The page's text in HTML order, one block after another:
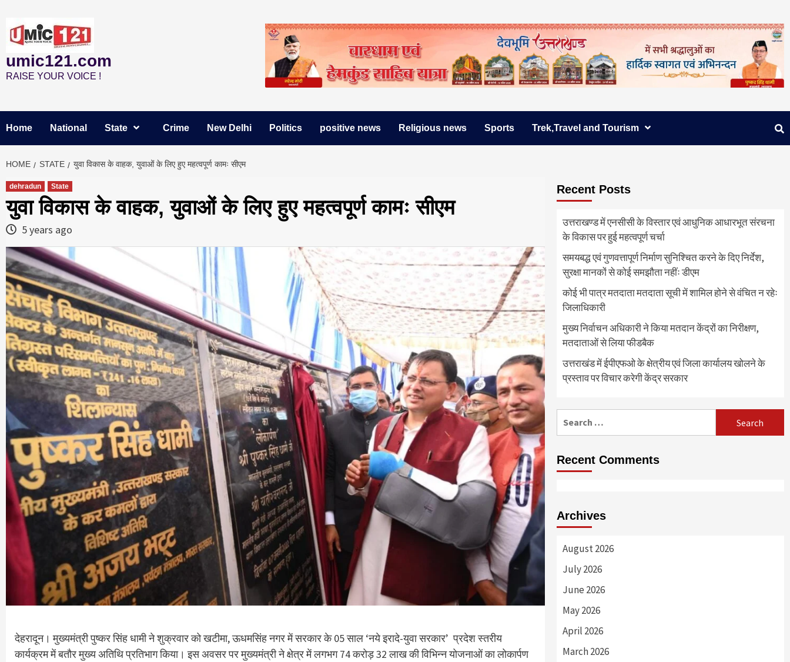
content
umic121.com
RAISE YOUR VOICE !
Home National State Crime New Delhi Politics positive news Religious news Sports Trek,Travel and Tourism
HOME STATE युवा विकास के वाहक, युवाओं के लिए हुए महत्वपूर्ण कामः सीएम
dehradun State
युवा विकास के वाहक, युवाओं के लिए हुए महत्वपूर्ण कामः सीएम
5 years ago
देहरादून। मुख्यमंत्री पुष्कर सिंह धामी ने शुक्रवार को खटीमा, ऊधमसिंह नगर में सरकार के 05 साल ‘नये इरादे-युवा सरकार’ प्रदेश स्तरीय
कार्यक्रम में बतौर मुख्य अतिथि प्रतिभाग किया। इस अवसर पर मुख्यमंत्री ने क्षेत्र में लगभग 74 करोड़ 32 लाख की विभिन्न योजनाओं का लोकार्पण
Recent Posts
उत्तराखण्ड में एनसीसी के विस्तार एवं आधुनिक आधारभूत संरचना
के विकास पर हुई महत्वपूर्ण चर्चा
समयबद्ध एवं गुणवत्तापूर्ण निर्माण सुनिश्चित करने के दिए निर्देश,
सुरक्षा मानकों से कोई समझौता नहींः डीएम
कोई भी पात्र मतदाता मतदाता सूची में शामिल होने से वंचित न रहेः
जिलाधिकारी
मुख्य निर्वाचन अधिकारी ने किया मतदान केंद्रों का निरीक्षण,
मतदाताओं से लिया फीडबैक
उत्तराखंड में ईपीएफओ के क्षेत्रीय एवं जिला कार्यालय खोलने के
प्रस्ताव पर विचार करेगी केंद्र सरकार
Recent Comments
Archives
August 2026
July 2026
June 2026
May 2026
April 2026
March 2026